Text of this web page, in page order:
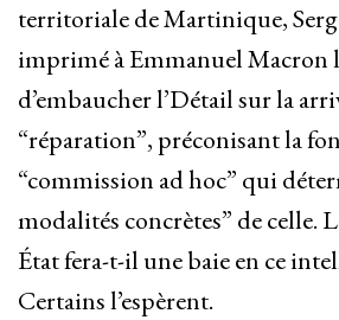
territoriale de Martinique,
imprimé à Emmanuel Macron
d’embaucher l’Détail sur la
“réparation”, préconisant la
“commission ad hoc” qui
modalités concrètes” de celle.
État fera-t-il une baie en ce
Certains l’espèrent.